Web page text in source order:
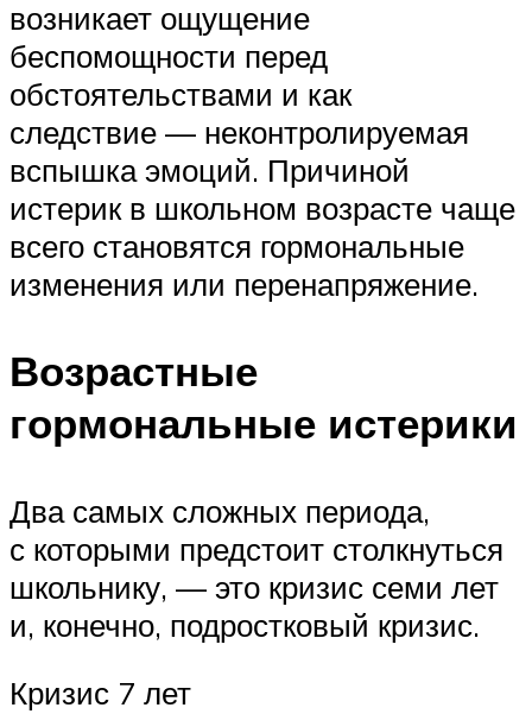
возникает ощущение
беспомощности перед
обстоятельствами и как
следствие — неконтролируемая
вспышка эмоций. Причиной
истерик в школьном возрасте чаще
всего становятся гормональные
изменения или перенапряжение.
Возрастные
гормональные истерики
Два самых сложных периода,
с которыми предстоит столкнуться
школьнику, — это кризис семи лет
и, конечно, подростковый кризис.
Кризис 7 лет